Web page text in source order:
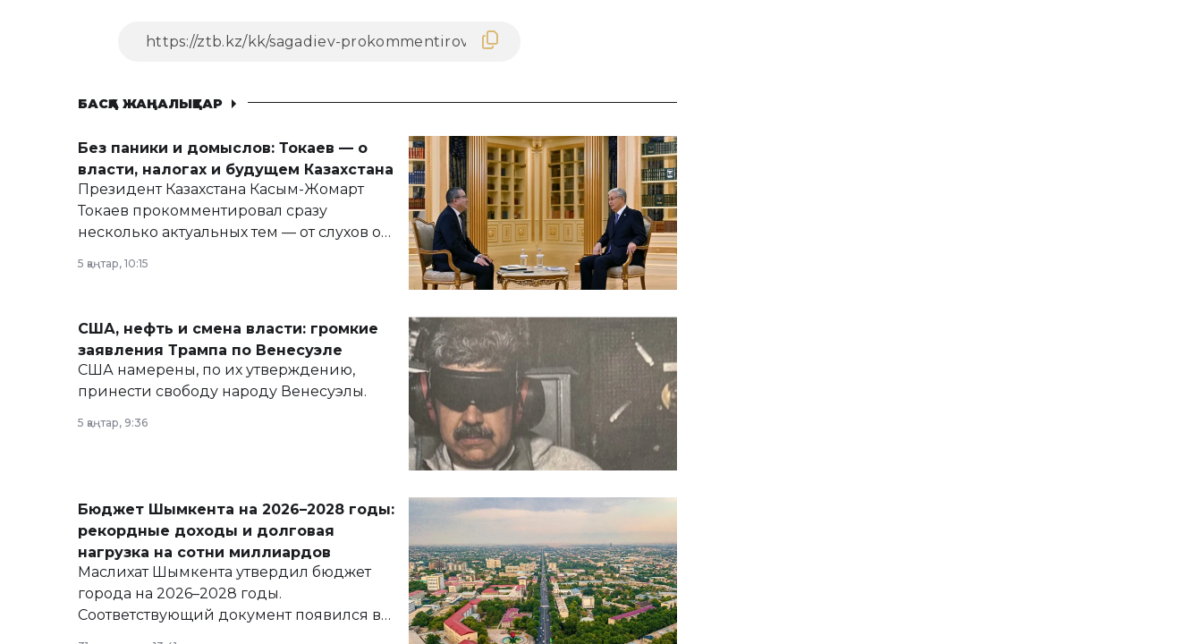
БАСҚА ЖАҢАЛЫҚТАР
Без паники и домыслов: Токаев — о
власти, налогах и будущем Казахстана
Президент Казахстана Касым-Жомарт
Токаев прокомментировал сразу
несколько актуальных тем — от слухов о
армии, экономики и личного здоровья.
5 қаңтар, 10:15
США, нефть и смена власти: громкие
заявления Трампа по Венесуэле
США намерены, по их утверждению,
принести свободу народу Венесуэлы.
5 қаңтар, 9:36
Бюджет Шымкента на 2026–2028 годы:
рекордные доходы и долговая
нагрузка на сотни миллиардов
Маслихат Шымкента утвердил бюджет
города на 2026–2028 годы.
Соответствующий документ появился в